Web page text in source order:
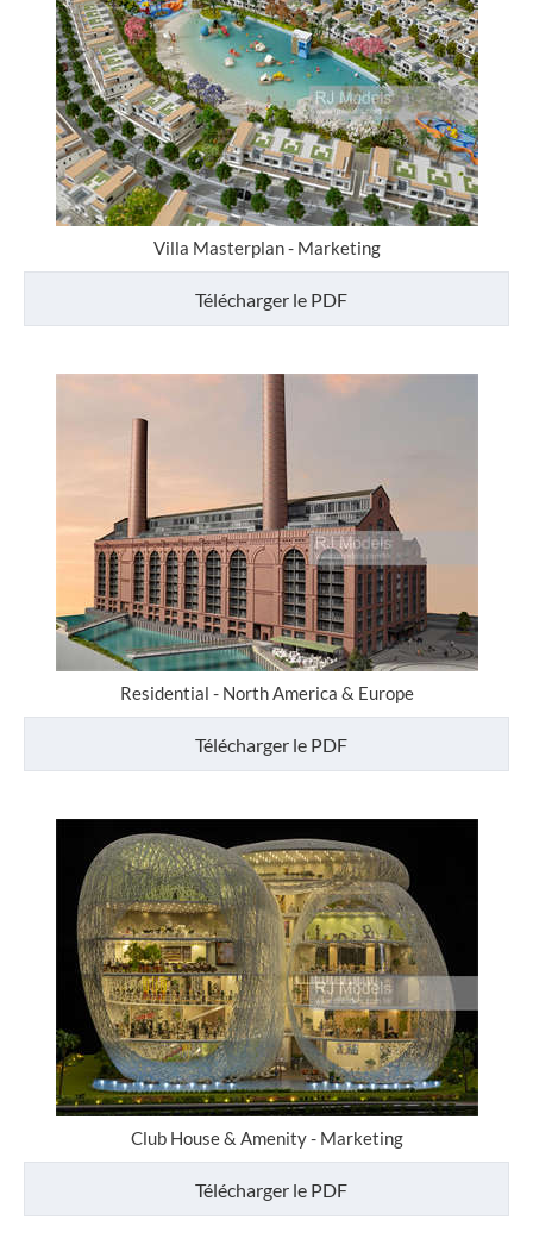
Villa Masterplan - Marketing
Télécharger le PDF
Residential - North America & Europe
Télécharger le PDF
Club House & Amenity - Marketing
Télécharger le PDF